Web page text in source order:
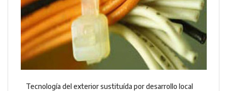
Tecnología del exterior sustituída por desarrollo local